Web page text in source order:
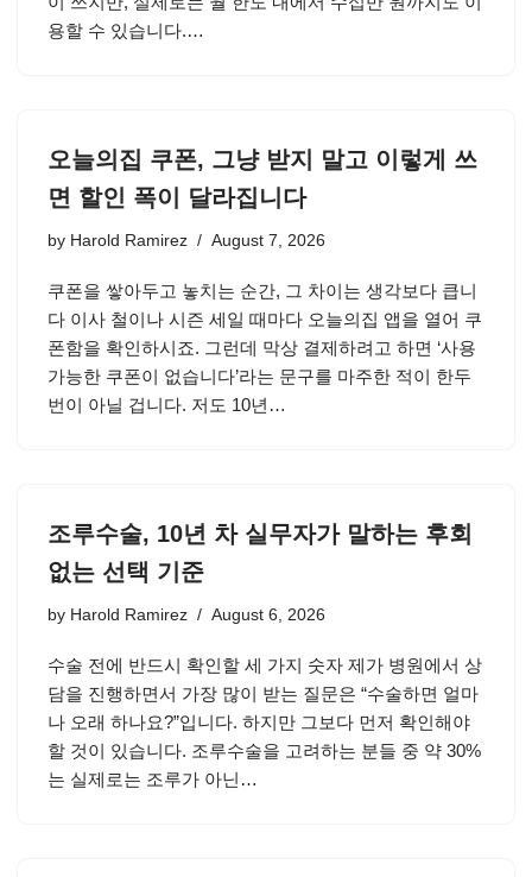
용할 수 있습니다.…
오늘의집 쿠폰, 그냥 받지 말고 이렇게 쓰
면 할인 폭이 달라집니다
by Harold Ramirez August 7, 2026
쿠폰을 쌓아두고 놓치는 순간, 그 차이는 생각보다 큽니
다 이사 철이나 시즌 세일 때마다 오늘의집 앱을 열어 쿠
폰함을 확인하시죠. 그런데 막상 결제하려고 하면 ‘사용
가능한 쿠폰이 없습니다’라는 문구를 마주한 적이 한두
번이 아닐 겁니다. 저도 10년…
조루수술, 10년 차 실무자가 말하는 후회
없는 선택 기준
by Harold Ramirez August 6, 2026
수술 전에 반드시 확인할 세 가지 숫자 제가 병원에서 상
담을 진행하면서 가장 많이 받는 질문은 “수술하면 얼마
나 오래 하나요?”입니다. 하지만 그보다 먼저 확인해야
할 것이 있습니다. 조루수술을 고려하는 분들 중 약 30%
는 실제로는 조루가 아닌…